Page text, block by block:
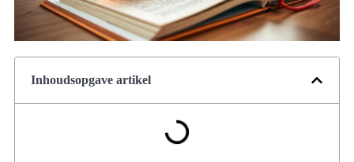
Inhoudsopgave artikel